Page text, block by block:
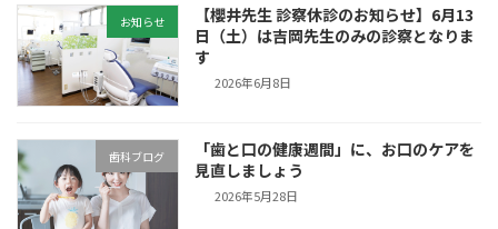
お知らせ
【櫻井先生 診察休診のお知らせ】6月13
日（土）は吉岡先生のみの診察となりま
す
2026年6月8日
歯科ブログ
「歯と口の健康週間」に、お口のケアを
見直しましょう
2026年5月28日